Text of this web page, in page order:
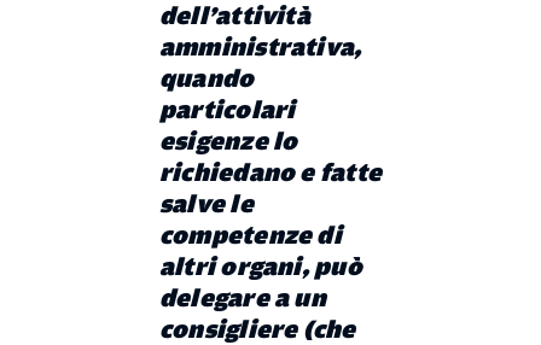
dell’attività
amministrativa,
quando
particolari
esigenze lo
richiedano e fatte
salve le
competenze di
altri organi, può
delegare a un
consigliere (che